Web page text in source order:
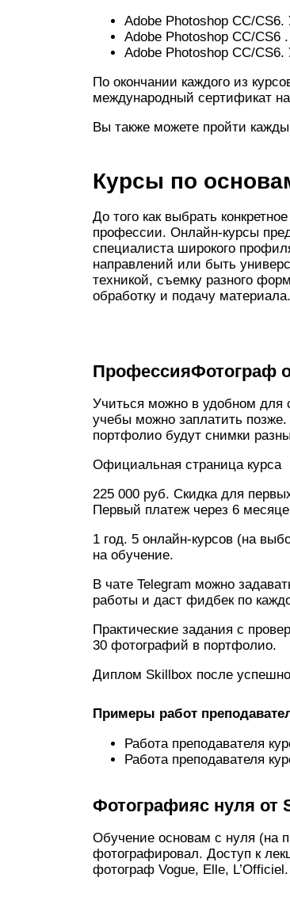
Adobe Photoshop CC/
Adobe Photoshop CC/
Adobe Photoshop CC/
По окончании каждого из
международный сертификат
Вы также можете пройти
Курсы по
До того как выбрать
профессии. Онлайн-курсы
специалиста широкого
направлений или быть
техникой, съемку разного
обработку и подачу материала.
ПрофессияФотограф
Учиться можно в удобном для
учебы можно заплатить
портфолио будут снимки
Официальная страница курса
225 000 руб. Скидка для
Первый платеж через 6
1 год. 5 онлайн-курсов (на
на обучение.
В чате Telegram можно
работы и даст фидбек по
Практические задания с
30 фотографий в портфолио.
Диплом Skillbox после
Примеры работ
Работа преподавателя
Работа преподавателя
Фотографияс нуля от
Обучение основам с нуля (на
фотографировал. Доступ к
фотограф Vogue, Elle, L’Officiel.